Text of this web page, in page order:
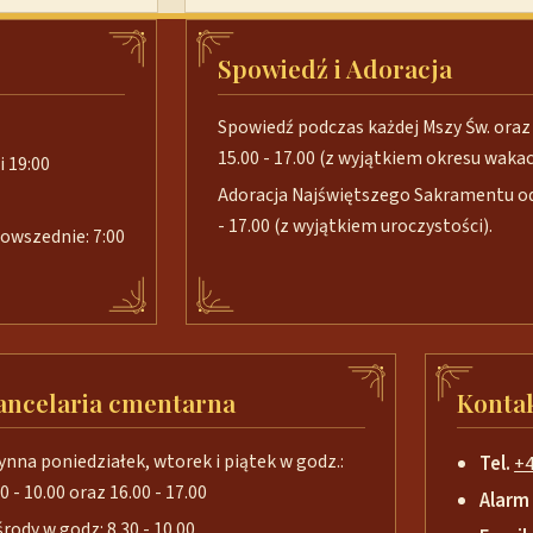
19:00
7:00
Spowiedź i Adoracja
Spowiedź podczas każdej Mszy Św.
15.00 - 17.00 (z wyjątkiem okresu
Adoracja Najświętszego Sakramentu
- 17.00 (z wyjątkiem uroczystości).
cmentarna
poniedziałek, wtorek i piątek w godz.:
- 10.00 oraz 16.00 - 17.00
Tel.
Alarm